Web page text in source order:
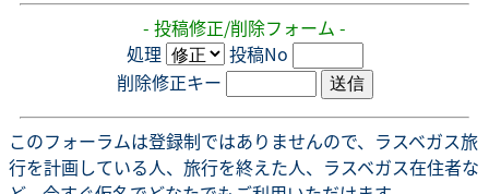
- 投稿修正/削除フォーム -
処理
投稿No
削除修正キー
このフォーラムは登録制ではありませんので、ラスベガス旅
行を計画している人、旅行を終えた人、ラスベガス在住者な